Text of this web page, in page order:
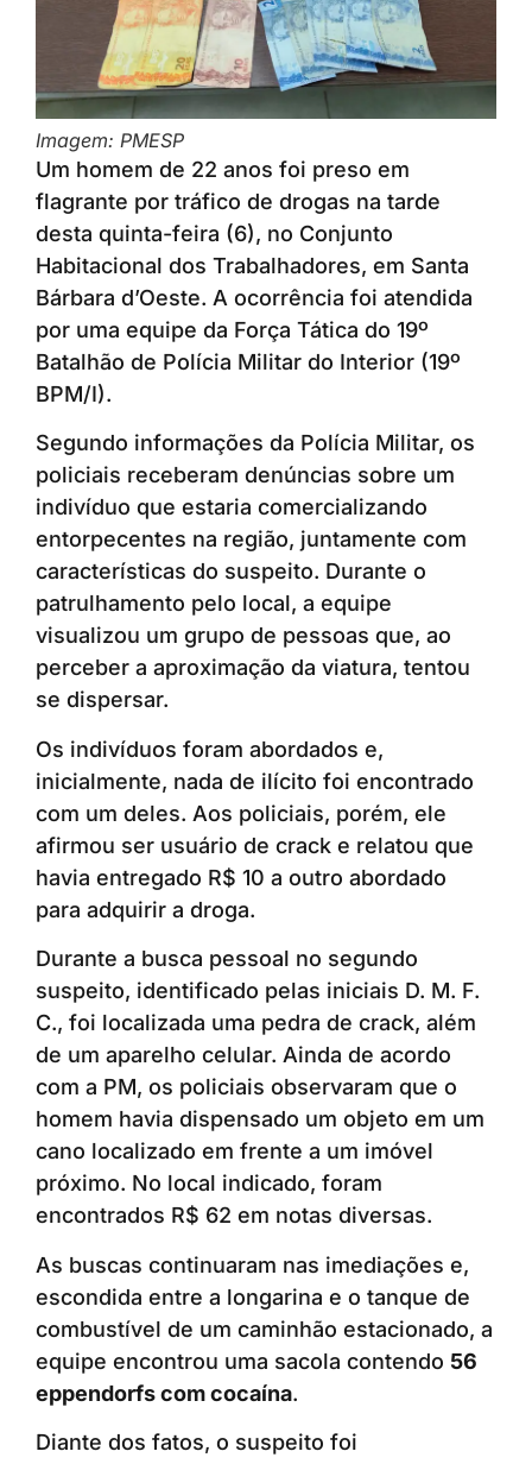
Imagem: PMESP
Um homem de 22 anos foi preso em
flagrante por tráfico de drogas na tarde
desta quinta-feira (6), no Conjunto
Habitacional dos Trabalhadores, em Santa
Bárbara d’Oeste. A ocorrência foi atendida
por uma equipe da Força Tática do 19º
Batalhão de Polícia Militar do Interior (19º
BPM/I).
Segundo informações da Polícia Militar, os
policiais receberam denúncias sobre um
indivíduo que estaria comercializando
entorpecentes na região, juntamente com
características do suspeito. Durante o
patrulhamento pelo local, a equipe
visualizou um grupo de pessoas que, ao
perceber a aproximação da viatura, tentou
se dispersar.
Os indivíduos foram abordados e,
inicialmente, nada de ilícito foi encontrado
com um deles. Aos policiais, porém, ele
afirmou ser usuário de crack e relatou que
havia entregado R$ 10 a outro abordado
para adquirir a droga.
Durante a busca pessoal no segundo
suspeito, identificado pelas iniciais D. M. F.
C., foi localizada uma pedra de crack, além
de um aparelho celular. Ainda de acordo
com a PM, os policiais observaram que o
homem havia dispensado um objeto em um
cano localizado em frente a um imóvel
próximo. No local indicado, foram
encontrados R$ 62 em notas diversas.
As buscas continuaram nas imediações e,
escondida entre a longarina e o tanque de
combustível de um caminhão estacionado, a
equipe encontrou uma sacola contendo 56
eppendorfs com cocaína.
Diante dos fatos, o suspeito foi